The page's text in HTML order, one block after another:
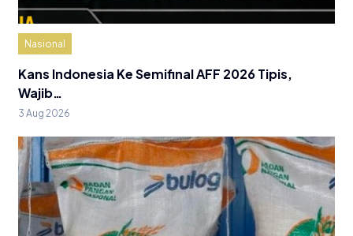
Nasional
Kans Indonesia Ke Semifinal AFF 2026 Tipis,
Wajib…
3 Aug 2026